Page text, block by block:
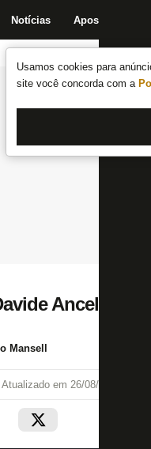
Usamos cookies para
site você concorda com a
Notícias Apostas
Ancelotti
Mansell
Atualizado em 26/08/25 às 08:48